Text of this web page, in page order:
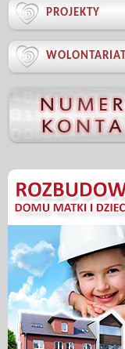
 PROJEKTY
 WOLONTARIAT